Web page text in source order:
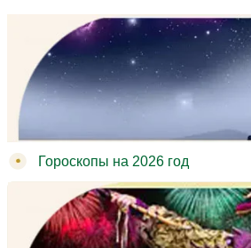
Гороскопы на 2026 год